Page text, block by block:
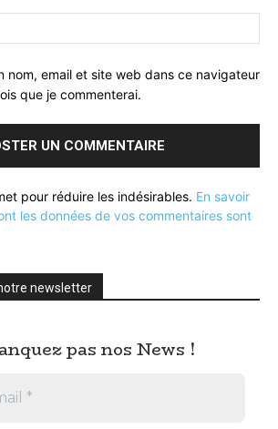
:
nom, email et site web dans ce navigateur
que je commenterai.
pour réduire les indésirables. En savoir
les données de vos commentaires sont
newsletter
pas nos News !